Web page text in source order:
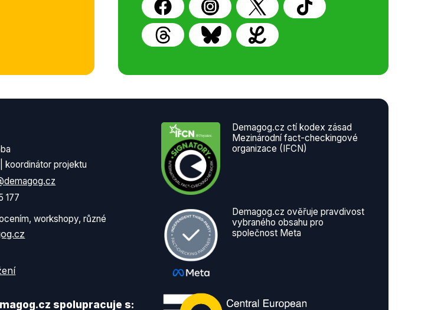
koordinátor projektu
177
workshopy, různé
spolupracuje s:
Demagog.cz ctí kodex zásad
Mezinárodní fact-checkingové
organizace (IFCN)
Demagog.cz ověřuje pravdivost
vybraného obsahu pro
společnost Meta